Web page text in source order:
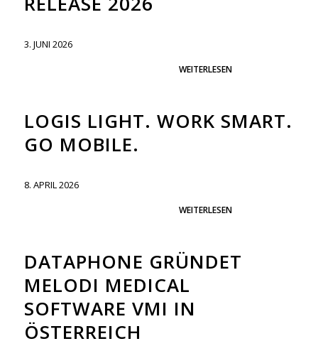
3. JUNI 2026
WEITERLESEN
LOGIS LIGHT. WORK SMART.
GO MOBILE.
8. APRIL 2026
WEITERLESEN
DATAPHONE GRÜNDET
MELODI MEDICAL
SOFTWARE VMI IN
ÖSTERREICH